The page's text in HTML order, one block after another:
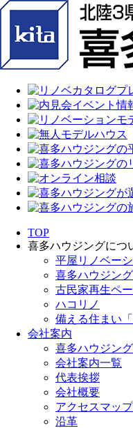
TOP
喜多ハウジングにつ
平屋リノベー
喜多ハウジン
古民家再生ペ
ハコリノ
備える住まい「
会社案内
喜多ハウジン
会社案内一覧
代表挨拶
会社概要
アクセスマップ
沿革